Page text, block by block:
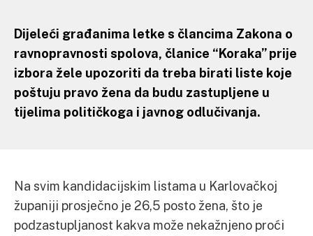
Dijeleći građanima letke s člancima Zakona o
ravnopravnosti spolova, članice “Koraka” prije
izbora žele upozoriti da treba birati liste koje
poštuju pravo žena da budu zastupljene u
tijelima političkoga i javnog odlučivanja.
Na svim kandidacijskim listama u Karlovačkoj
županiji prosječno je 26,5 posto žena, što je
podzastupljanost kakva može nekažnjeno proći